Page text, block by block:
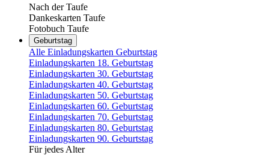
Nach der Taufe
Dankeskarten Taufe
Fotobuch Taufe
Geburtstag
Alle Einladungskarten Geburtstag
Einladungskarten 18. Geburtstag
Einladungskarten 30. Geburtstag
Einladungskarten 40. Geburtstag
Einladungskarten 50. Geburtstag
Einladungskarten 60. Geburtstag
Einladungskarten 70. Geburtstag
Einladungskarten 80. Geburtstag
Einladungskarten 90. Geburtstag
Für jedes Alter